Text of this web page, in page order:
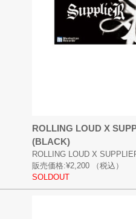
ROLLING LOUD X
(BLACK)
ROLLING LOUD X
販売価格:¥2,200
（税込）
SOLDOUT